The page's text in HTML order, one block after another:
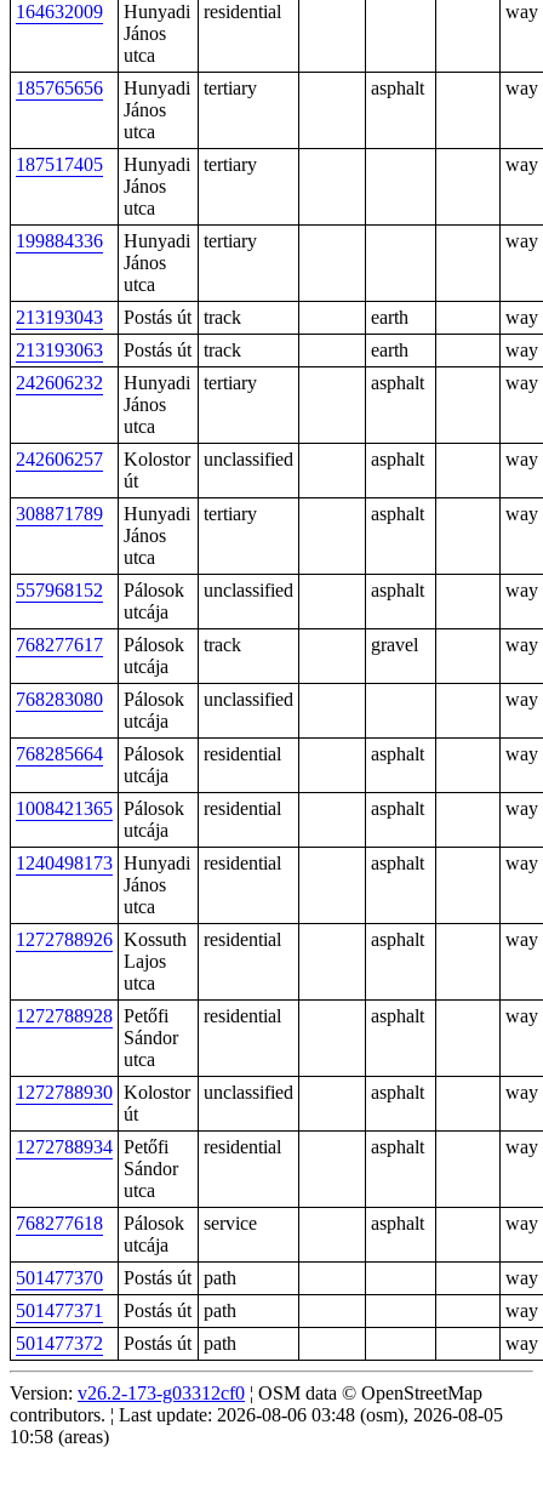
164632009
Hunyadi
János
utca
residential way
185765656
Hunyadi
János
utca
tertiary asphalt way
187517405
Hunyadi
János
utca
tertiary way
199884336
Hunyadi
János
utca
tertiary way
213193043 Postás út track earth
way
213193063
Postás út track earth
way
242606232
Hunyadi
János
utca
tertiary asphalt way
242606257
Kolostor
út
unclassified asphalt way
308871789
Hunyadi
János
utca
tertiary asphalt way
557968152
Pálosok
utcája
unclassified asphalt way
768277617
Pálosok
utcája
track gravel way
768283080
Pálosok
utcája
unclassified way
768285664
Pálosok
utcája
residential asphalt way
1008421365 Pálosok
utcája
residential asphalt way
1240498173 Hunyadi
János
utca
residential asphalt way
1272788926 Kossuth
Lajos
utca
residential asphalt way
1272788928 Petőfi
Sándor
utca
residential asphalt way
1272788930 Kolostor
út
unclassified asphalt way
1272788934 Petőfi
Sándor
utca
residential asphalt way
768277618
Pálosok
utcája
service asphalt way
501477370 Postás út path
way
501477371
Postás út path
way
501477372
Postás út path way
Version: v26.2-173-g03312cf0 ¦ OSM data © OpenStreetMap
contributors. ¦ Last update: 2026-08-06 03:48 (osm), 2026-08-05
10:58 (areas)